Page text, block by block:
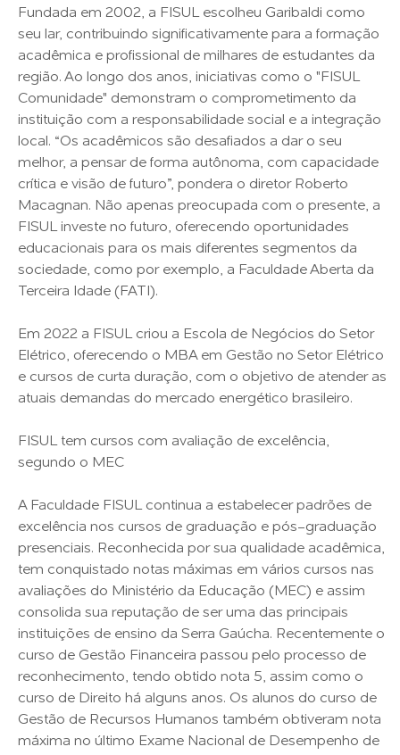
Fundada em 2002, a FISUL escolheu Garibaldi como
seu lar, contribuindo significativamente para a formação
acadêmica e profissional de milhares de estudantes da
região. Ao longo dos anos, iniciativas como o "FISUL
Comunidade" demonstram o comprometimento da
instituição com a responsabilidade social e a integração
local. “Os acadêmicos são desafiados a dar o seu
melhor, a pensar de forma autônoma, com capacidade
crítica e visão de futuro”, pondera o diretor Roberto
Macagnan. Não apenas preocupada com o presente, a
FISUL investe no futuro, oferecendo oportunidades
educacionais para os mais diferentes segmentos da
sociedade, como por exemplo, a Faculdade Aberta da
Terceira Idade (FATI).
Em 2022 a FISUL criou a Escola de Negócios do Setor
Elétrico, oferecendo o MBA em Gestão no Setor Elétrico
e cursos de curta duração, com o objetivo de atender as
atuais demandas do mercado energético brasileiro.
FISUL tem cursos com avaliação de excelência,
segundo o MEC
A Faculdade FISUL continua a estabelecer padrões de
excelência nos cursos de graduação e pós-graduação
presenciais. Reconhecida por sua qualidade acadêmica,
tem conquistado notas máximas em vários cursos nas
avaliações do Ministério da Educação (MEC) e assim
consolida sua reputação de ser uma das principais
instituições de ensino da Serra Gaúcha. Recentemente o
curso de Gestão Financeira passou pelo processo de
reconhecimento, tendo obtido nota 5, assim como o
curso de Direito há alguns anos. Os alunos do curso de
Gestão de Recursos Humanos também obtiveram nota
máxima no último Exame Nacional de Desempenho de